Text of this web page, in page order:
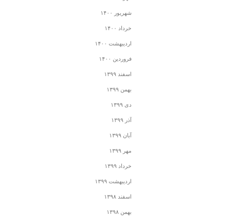
شهریور ۱۴۰۰
خرداد ۱۴۰۰
اردیبهشت ۱۴۰۰
فروردین ۱۴۰۰
اسفند ۱۳۹۹
بهمن ۱۳۹۹
دی ۱۳۹۹
آذر ۱۳۹۹
آبان ۱۳۹۹
مهر ۱۳۹۹
خرداد ۱۳۹۹
اردیبهشت ۱۳۹۹
اسفند ۱۳۹۸
بهمن ۱۳۹۸